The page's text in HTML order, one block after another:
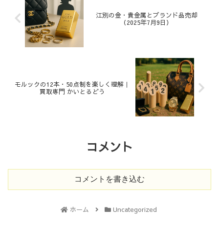
江別の金・貴金属とブランド品売却
（2025年7月9日）
モルックの12本・50点制を楽しく理解｜
買取専門 かいとるどう
コメント
コメントを書き込む
ホーム Uncategorized